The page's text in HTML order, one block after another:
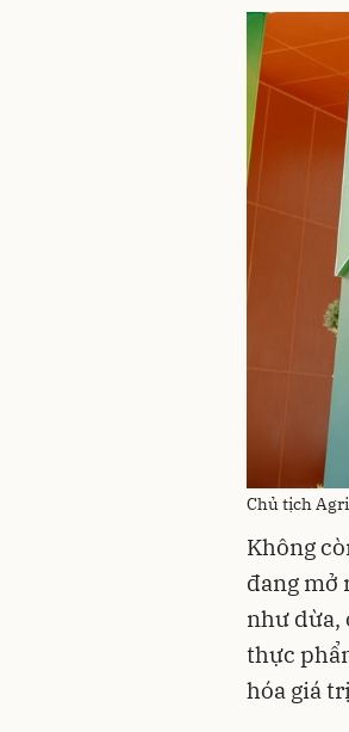
Chủ tịch
Không
đang mở
như dừa,
thực
hóa giá